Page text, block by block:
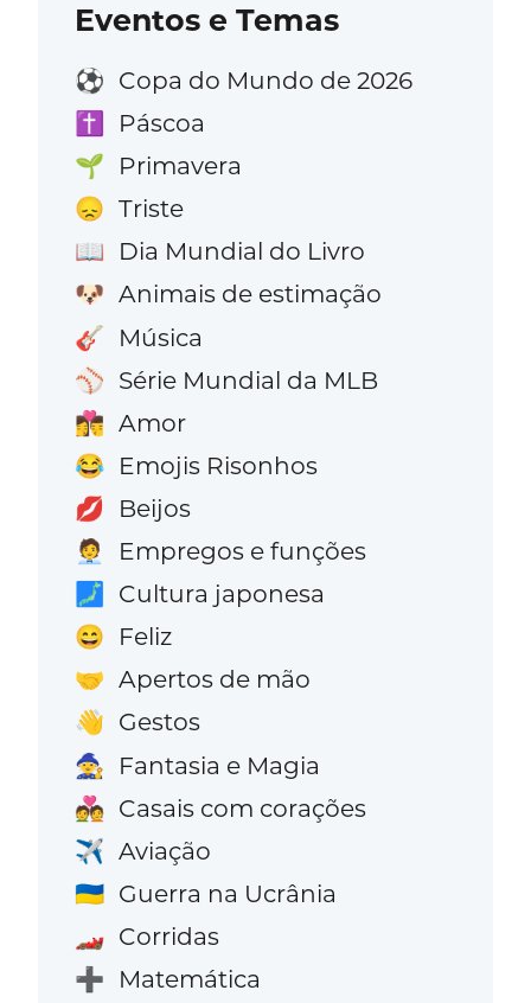
Eventos e Temas
⚽ Copa do Mundo de 2026
✝️ Páscoa
🌱 Primavera
😞 Triste
📖 Dia Mundial do Livro
🐶 Animais de estimação
🎸 Música
⚾ Série Mundial da MLB
👩‍❤️‍💋‍👨 Amor
😂 Emojis Risonhos
💋 Beijos
🧑‍💼 Empregos e funções
🗾 Cultura japonesa
😄 Feliz
🤝 Apertos de mão
👋 Gestos
🧙 Fantasia e Magia
💑 Casais com corações
✈️ Aviação
🇺🇦 Guerra na Ucrânia
🏎️ Corridas
➕ Matemática